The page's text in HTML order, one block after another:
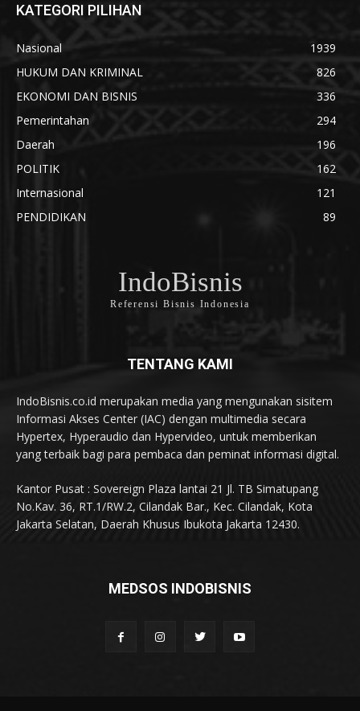
KATEGORI PILIHAN
Nasional
1939
HUKUM DAN KRIMINAL
826
EKONOMI DAN BISNIS
336
Pemerintahan
294
Daerah
196
POLITIK
162
Internasional
121
PENDIDIKAN
89
IndoBisnis
Referensi Bisnis Indonesia
TENTANG KAMI
IndoBisnis.co.id merupakan media yang mengunakan sisitem
Informasi Akses Center (IAC) dengan multimedia secara
Hypertex, Hyperaudio dan Hypervideo, untuk memberikan
yang terbaik bagi para pembaca dan peminat informasi digital.
Kantor Pusat : Sovereign Plaza lantai 21 Jl. TB Simatupang
No.Kav. 36, RT.1/RW.2, Cilandak Bar., Kec. Cilandak, Kota
Jakarta Selatan, Daerah Khusus Ibukota Jakarta 12430.
MEDSOS INDOBISNIS